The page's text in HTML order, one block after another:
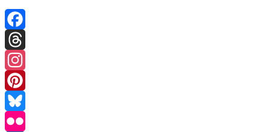
Facebook
Threads
Instagram
Pinterest
Bluesky